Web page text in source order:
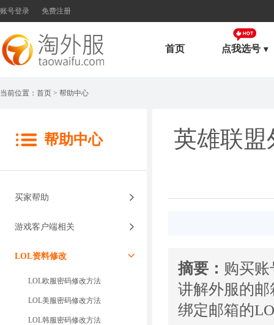
账号登录 免费注册
首页 点我选号
当前位置： 首页 > 帮助中心
帮助中心
买家帮助
游戏客户端相关
LOL资料修改
LOL欧服密码修改方法
LOL美服密码修改方法
LOL韩服密码修改方法
英雄联盟
摘要： 购买
讲解外服的
绑定邮箱的